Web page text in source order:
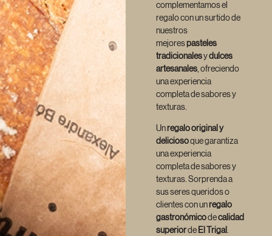
complementamos el
regalo con un surtido de
nuestros
mejorespasteles
tradicionalesydulces
artesanales , ofreciendo
una experiencia
completa de sabores y
texturas.
Un regalo original y
deliciosoque garantiza
una experiencia
completa de sabores y
texturas. Sorprenda a
sus seres queridos o
clientes con un regalo
gastronómicodecalidad
superiorde El Trigal.